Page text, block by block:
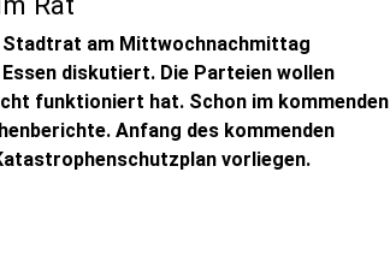
Stadtrat am Mittwochnachmittag
diskutiert. Die Parteien wollen
funktioniert hat. Schon im kommenden
Anfang des kommenden
vorliegen.